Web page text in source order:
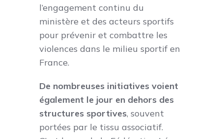
l’engagement continu du
ministère et des acteurs sportifs
pour prévenir et combattre les
violences dans le milieu sportif en
France.
De nombreuses initiatives voient
également le jour en dehors des
structures sportives, souvent
portées par le tissu associatif.